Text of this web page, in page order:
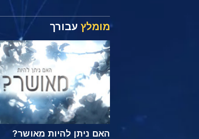
מומלץעבורך
האם ניתן להיות מאושר?